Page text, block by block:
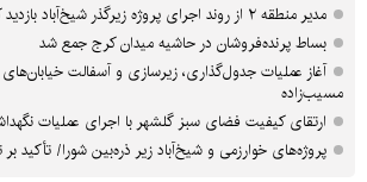
مدیر منطقه ۲ از روند اجرای پروژه زیرگذر شیخ‌آباد بازدید کرد
بساط پرنده‌فروشان در حاشیه میدان کرج جمع شد
آغاز عملیات جدول‌گذاری، زیرسازی و آسفالت
مسیب‌زاده
ارتقای کیفیت فضای سبز گلشهر با اجرای عملیات
پروژه‌های خوارزمی و شیخ‌آباد زیر ذره‌بین شورا/ تأکید